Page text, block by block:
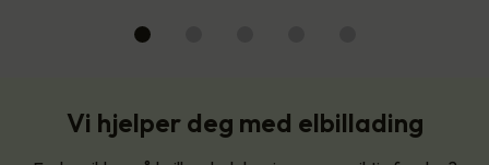
Vi hjelper deg med elbillading